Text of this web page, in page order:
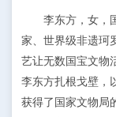
李东方，女，
家、世界级非遗珂
艺让无数国宝文物
李东方扎根戈壁，
获得了国家文物局